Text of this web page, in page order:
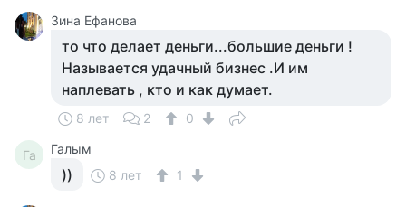
Зина Ефанова
то что делает деньги...большие деньги !
Называется удачный бизнес .И им
наплевать , кто и как думает.
8 лет 2 0
Га Галым
)) 8 лет 1